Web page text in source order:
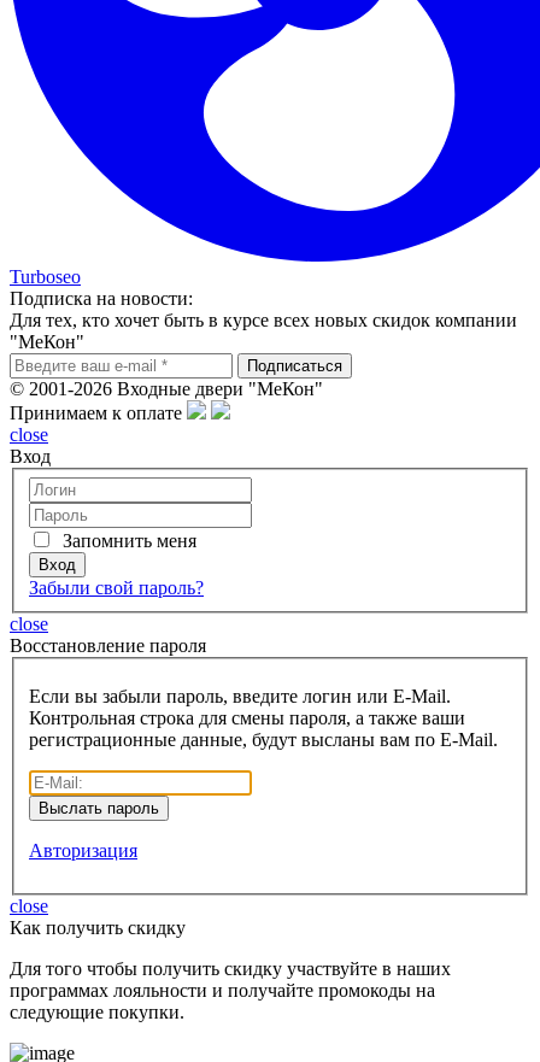
Turboseo
Подписка на новости:
Для тех, кто хочет быть в курсе всех новых скидок компании
"МеКон"
© 2001-2026 Входные двери "МеКон"
Принимаем к оплате
close
Вход
Запомнить меня
Забыли свой пароль?
close
Восcтановление пароля
Если вы забыли пароль, введите логин или E-Mail.
Контрольная строка для смены пароля, а также ваши
регистрационные данные, будут высланы вам по E-Mail.
Авторизация
close
Как получить скидку
Для того чтобы получить скидку участвуйте в наших
программах лояльности и получайте промокоды на
следующие покупки.